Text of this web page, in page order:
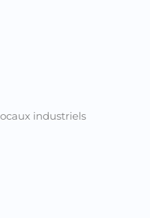
industriels